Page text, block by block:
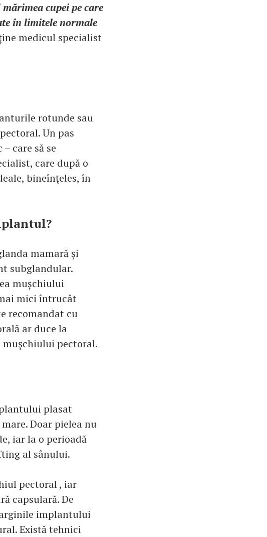
cupei pe care
în limitele normale
medicul specialist
rotunde sau
Un pas
care să se
care după o
bineînţeles, în
mamară şi
subglandular.
mușchiului
mici întrucât
recomandat cu
ar duce la
pectoral.
plasat
Doar pielea nu
iar la o perioadă
al sânului.
pectoral , iar
capsulară. De
implantului
Există tehnici